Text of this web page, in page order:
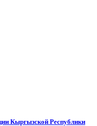
Кыргызской Республики